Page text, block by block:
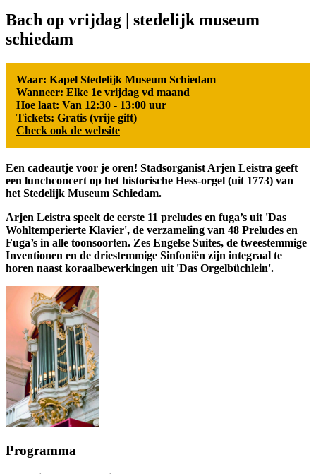
Bach op vrijdag | stedelijk museum
schiedam
Waar: Kapel Stedelijk Museum Schiedam
Wanneer: Elke 1e vrijdag vd maand
Hoe laat: Van 12:30 - 13:00 uur
Tickets: Gratis (vrije gift)
Check ook de website
Een cadeautje voor je oren! Stadsorganist Arjen Leistra geeft
een lunchconcert op het historische Hess-orgel (uit 1773) van
het Stedelijk Museum Schiedam.
Arjen Leistra speelt de eerste 11 preludes en fuga’s uit 'Das
Wohltemperierte Klavier', de verzameling van 48 Preludes en
Fuga’s in alle toonsoorten. Zes Engelse Suites, de tweestemmige
Inventionen en de driestemmige Sinfoniën zijn integraal te
horen naast koraalbewerkingen uit 'Das Orgelbüchlein'.
Programma